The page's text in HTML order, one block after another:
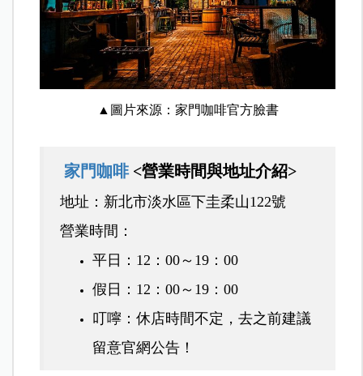
▲圖片來源：家門咖啡官方臉書
家門咖啡 <營業時間與地址介紹>
地址：新北市淡水區下圭柔山122號
營業時間 ：
平日：12：00～19：00
假日：12：00～19：00
叮嚀：休店時間不定，去之前建議
留意官網公告！